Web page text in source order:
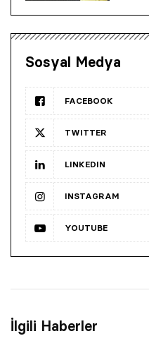
Sosyal Medya
FACEBOOK
TWITTER
LINKEDIN
INSTAGRAM
YOUTUBE
İlgili Haberler